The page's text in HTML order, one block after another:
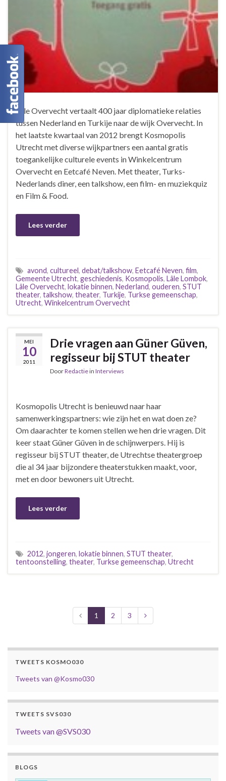
Lâle Overvecht vertaalt 400 jaar diplomatieke relaties
tussen Nederland en Turkije naar de wijk Overvecht. In
het laatste kwartaal van 2012 brengt Kosmopolis
Utrecht met diverse wijkpartners een aantal gratis
toegankelijke culturele events in Winkelcentrum
Overvecht en Eetcafé Neven. Met theater, Turks-
Nederlands diner, een talkshow, een film- en muziekquiz
en Film & Food.
Lees verder
avond, cultureel, debat/talkshow, Eetcafé Neven, film,
Gemeente Utrecht, geschiedenis, Kosmopolis, Lâle Lombok,
Lâle Overvecht, lokatie binnen, Nederland, ouderen, STUT
theater, talkshow, theater, Turkije, Turkse gemeenschap,
Utrecht, Winkelcentrum Overvecht
MEI
10
2011
Drie vragen aan Güner Güven,
regisseur bij STUT theater
DoorRedactiein Interviews
Kosmopolis Utrecht is benieuwd naar haar
samenwerkingspartners: wie zijn het en wat doen ze?
Om daarachter te komen stellen we hen drie vragen. Dit
keer staat Güner Güven in de schijnwerpers. Hij is
regisseur bij STUT theater, de Utrechtse theatergroep
die al 34 jaar bijzondere theaterstukken maakt, voor,
met en door bewoners uit Utrecht.
Lees verder
2012, jongeren, lokatie binnen, STUT theater,
tentoonstelling, theater, Turkse gemeenschap, Utrecht
1 2 3
TWEETS KOSMO030
Tweets van @Kosmo030
TWEETS SVS030
Tweets van @SVS030
BLOGS